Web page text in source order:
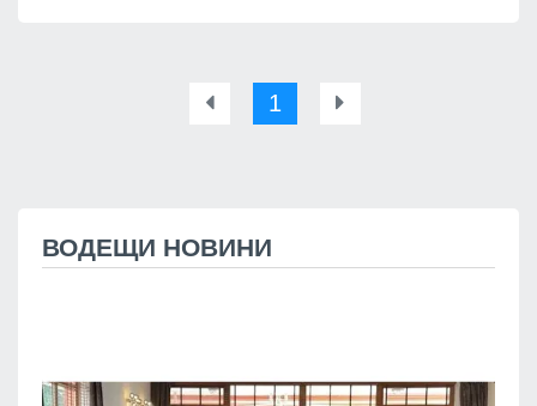
1
ВОДЕЩИ НОВИНИ